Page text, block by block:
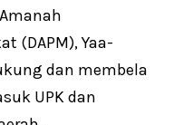
(DAPM), Yaa-
dan membela
UPK dan